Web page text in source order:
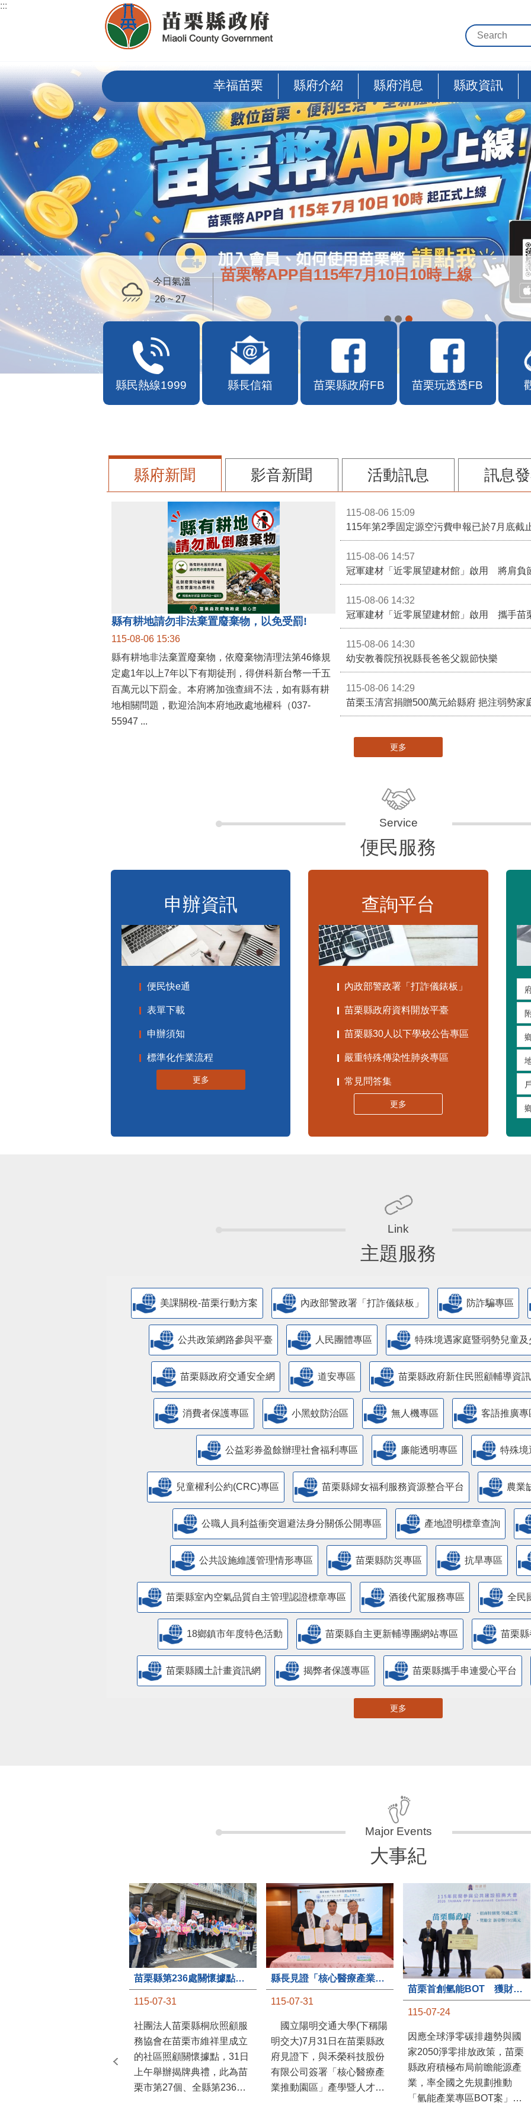
跳到主要內容區塊
:::
幸福苗栗 縣府介紹 縣府消息 縣政資訊
苗栗幣APP自115年7月10日10時上線
今日氣溫
26 ~ 27
縣民熱線1999 縣長信箱 苗栗縣政府FB 苗栗玩透透FB
縣府新聞 影音新聞 活動訊息 訊息
縣有耕地請勿非法棄置廢棄物，以免受罰!
115-08-06 15:36
縣有耕地非法棄置廢棄物，依廢棄物清理法第46條規
定處1年以上7年以下有期徒刑，得併科新台幣一千五
百萬元以下罰金。本府將加強查緝不法，如有縣有耕
地相關問題，歡迎洽詢本府地政處地權科（037-
55947 ...
115-08-06 15:09
115-08-06 14:57
冠軍建材「近零展望建材館」啟用 將肩負
115-08-06 14:32
冠軍建材「近零展望建材館」啟用 攜手苗
115-08-06 14:30
幼安教養院預祝縣長爸爸父親節快樂
115-08-06 14:29
苗栗玉清宮捐贈500萬元給縣府 挹注弱勢家
更多
便民服務
申辦資訊
便民快e通
表單下載
申辦須知
標準化作業流程
更多
查詢平台
內政部警政署「打詐儀錶板」
苗栗縣政府資料開放平臺
苗栗縣30人以下學校公告專區
嚴重特殊傳染性肺炎專區
常見問答集
更多
主題服務
美課關稅-苗栗行動方案 內政部警政署「打詐儀錶板」 防詐騙專區
公共政策網路參與平臺 人民團體專區 特殊境遇家庭暨弱勢兒童
苗栗縣政府交通安全網 道安專區 苗栗縣政府新住民照顧輔導資
消費者保護專區 小黑蚊防治區 無人機專區 客語推廣專
公益彩券盈餘辦理社會福利專區 廉能透明專區 特殊境
兒童權利公約(CRC)專區 苗栗縣婦女福利服務資源整合平台 農業
公職人員利益衝突迴避法身分關係公開專區 產地證明標章查詢
​公共設施維護管理情形專區 苗栗縣防災專區 抗旱專區
苗栗縣室內空氣品質自主管理認證標章專區 酒後代駕服務專區 全民
18鄉鎮市年度特色活動 苗栗縣自主更新輔導團網站專區 苗栗
苗栗縣國土計畫資訊網 揭弊者保護專區 苗栗縣攜手串連愛心平台
更多
大事紀
苗栗縣第236處關懷據點在苗栗市維祥里揭牌
115-07-31
社團法人苗栗縣桐欣照顧服
務協會在苗栗市維祥里成立
的社區照顧關懷據點，31日
上午舉辦揭牌典禮，此為苗
栗市第27個、全縣第236處
縣長見證「核心醫療產業推動園區」產學合作簽約儀式
115-07-31
國立陽明交通大學(下稱陽
明交大)7月31日在苗栗縣政
府見證下，與禾榮科技股份
有限公司簽署「核心醫療產
業推動園區」產學暨人才培
苗栗首創氫能BOT 獲財政部「突破之翼」肯定
115-07-24
因應全球淨零碳排趨勢與國
家2050淨零排放政策，苗栗
縣政府積極布局前瞻能源產
業，率全國之先規劃推動
「氫能產業專區BOT案」，